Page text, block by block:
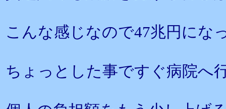
こんな感じなので47兆円にな
ちょっとした事ですぐ病院へ